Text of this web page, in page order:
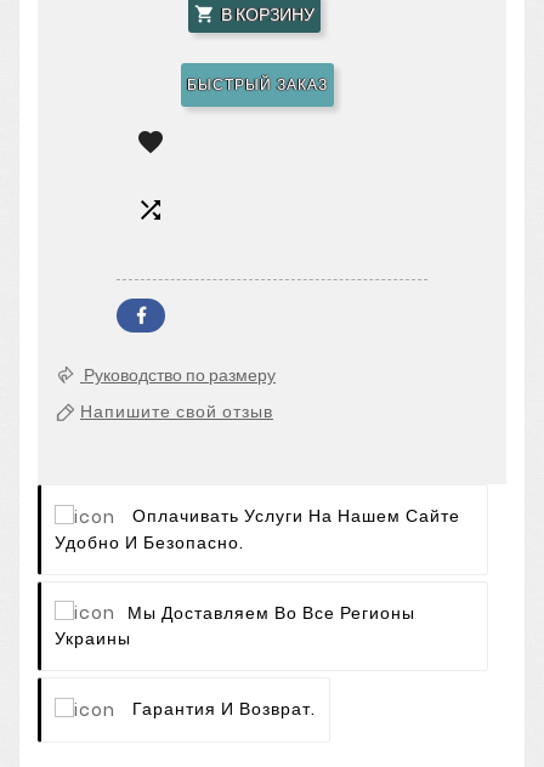
 В КОРЗИНУ
БЫСТРЫЙ ЗАКАЗ


Руководство по размеру
Напишите свой отзыв
Оплачивать Услуги На Нашем Сайте
Удобно И Безопасно.
Мы Доставляем Во Все Регионы
Украины
Гарантия И Возврат.